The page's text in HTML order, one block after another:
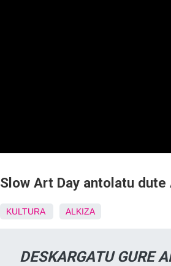
Slow Art Day antolatu
KULTURA ALKIZA
DESKARGATU GURE